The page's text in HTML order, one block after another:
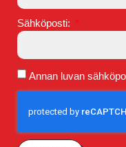
Sähköposti:
Annan luvan